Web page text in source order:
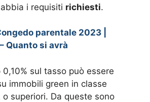
i requisiti richiesti.
parentale 2023 |
Quanto si avrà
sul tasso può essere
immobili green in classe
o superiori. Da queste sono